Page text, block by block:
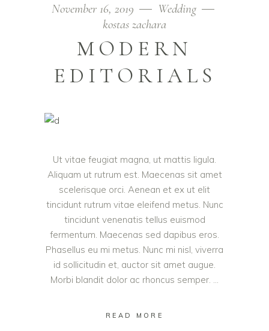
November 16, 2019
Wedding
kostas zachara
MODERN
EDITORIALS
Ut vitae feugiat magna, ut mattis ligula.
Aliquam ut rutrum est. Maecenas sit amet
scelerisque orci. Aenean et ex ut elit
tincidunt rutrum vitae eleifend metus. Nunc
tincidunt venenatis tellus euismod
fermentum. Maecenas sed dapibus eros.
Phasellus eu mi metus. Nunc mi nisl, viverra
id sollicitudin et, auctor sit amet augue.
Morbi blandit dolor ac rhoncus semper.
READ MORE